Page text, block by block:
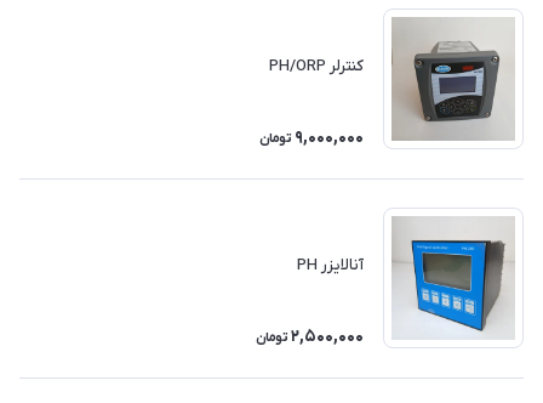
کنترلر PH/ORP
9,000,000 تومان
آنالایزر PH
2,500,000 تومان